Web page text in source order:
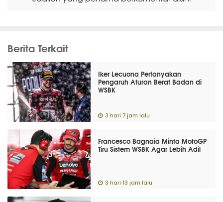
Berita Terkait
Iker Lecuona Pertanyakan
Pengaruh Aturan Berat Badan di
WSBK
3 hari 7 jam lalu
Francesco Bagnaia Minta MotoGP
Tiru Sistem WSBK Agar Lebih Adil
3 hari 13 jam lalu